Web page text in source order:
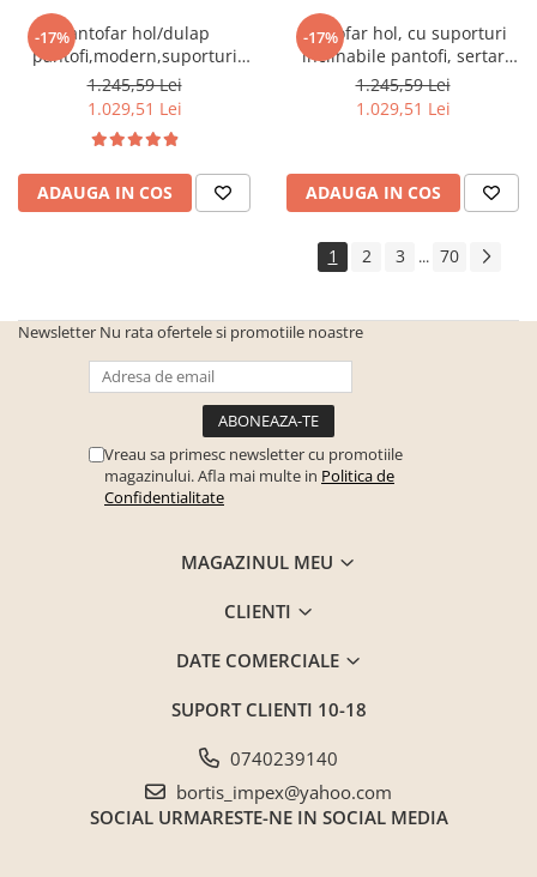
Chiuvete bucatarie
Cuptoare cu microunde
incorporabile
Cuptoare incorporabile
Masini de spalat vase
Storcatoare
Saltele ,Perne,Topper
Paturi tapitate , Canapele si Coltare
Coltare/canapele in L
Paturi tapitate dormitor
Jaluzele verticale la comanda
Produse cu livrare in 24H
Mobilier clasic/rustic/vintage
Paturi tapitate dormitor
-17%Pantofar hol/dulap
pantofi,modern,suporturi
inclinabile,alb,120x85x28cm,Bortis
Impex
1.245,59 Lei
1.029,51 Lei
ADAUGA IN COS
-17%
Pantofar hol, cu suporturi
inclinabile pantofi, sertar
,stejar
sonoma,practic/modern,Bortis
1.245,59 Lei
1.029,51 Lei
ADAUGA IN COS
1 2 3 ... 70
Newsletter Nu rata ofertele si promotiile noastre
Vreau sa primesc newsletter cu promotiile
magazinului. Afla mai multe in Politica de
Confidentialitate
MAGAZINUL MEU
CLIENTI
DATE COMERCIALE
SUPORT CLIENTI 10-18
0740239140
bortis_impex@yahoo.com
SOCIAL URMARESTE-NE IN SOCIAL MEDIA